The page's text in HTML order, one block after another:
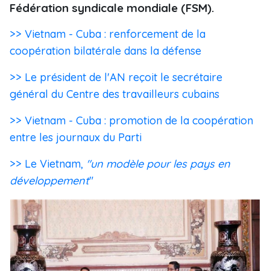
Fédération syndicale mondiale (FSM).
>> Vietnam - Cuba : renforcement de la
coopération bilatérale dans la défense
>> Le président de l'AN reçoit le secrétaire
général du Centre des travailleurs cubains
>> Vietnam - Cuba : promotion de la coopération
entre les journaux du Parti
>> Le Vietnam, "un modèle pour les pays en
développement"